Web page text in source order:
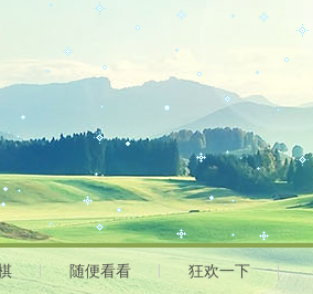
随便看看 狂欢一下